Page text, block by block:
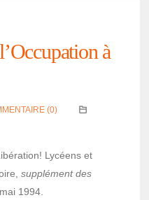
à
(0)
Lycéens et
supplé­ment des
, mai 1994.